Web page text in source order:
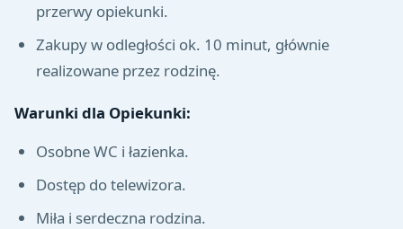
przerwy opiekunki.
Zakupy w odległości ok. 10 minut, głównie
realizowane przez rodzinę.
Warunki dla Opiekunki:
Osobne WC i łazienka.
Dostęp do telewizora.
Miła i serdeczna rodzina.